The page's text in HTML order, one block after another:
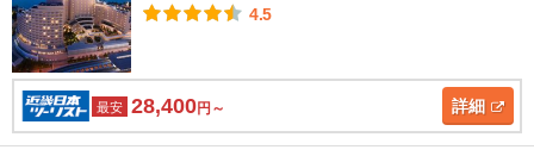
4.5
最安 28,400円～ 詳細